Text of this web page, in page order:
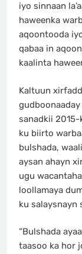
iyo sinnaan
haweenka
aqoontooda
qabaa in
kaalinta
Kaltuun
sanadkii
ku biirto
bulshada,
aysan ahayn
ugu
loollamaya
ku salaysnayn
“Bulshada
taasoo ka hor